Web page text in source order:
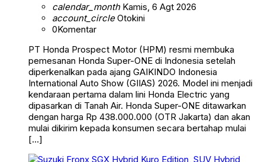
calendar_monthKamis, 6 Agt 2026
account_circleOtokini
0Komentar
PT Honda Prospect Motor (HPM) resmi membuka
pemesanan Honda Super-ONE di Indonesia setelah
diperkenalkan pada ajang GAIKINDO Indonesia
International Auto Show (GIIAS) 2026. Model ini menjadi
kendaraan pertama dalam lini Honda Electric yang
dipasarkan di Tanah Air. Honda Super-ONE ditawarkan
dengan harga Rp 438.000.000 (OTR Jakarta) dan akan
mulai dikirim kepada konsumen secara bertahap mulai
[…]